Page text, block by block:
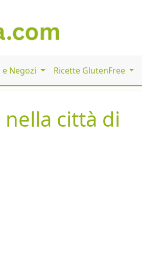
e Negozi Ricette GlutenFree
città di